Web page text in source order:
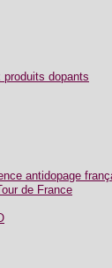
dopants
antidopage
de France